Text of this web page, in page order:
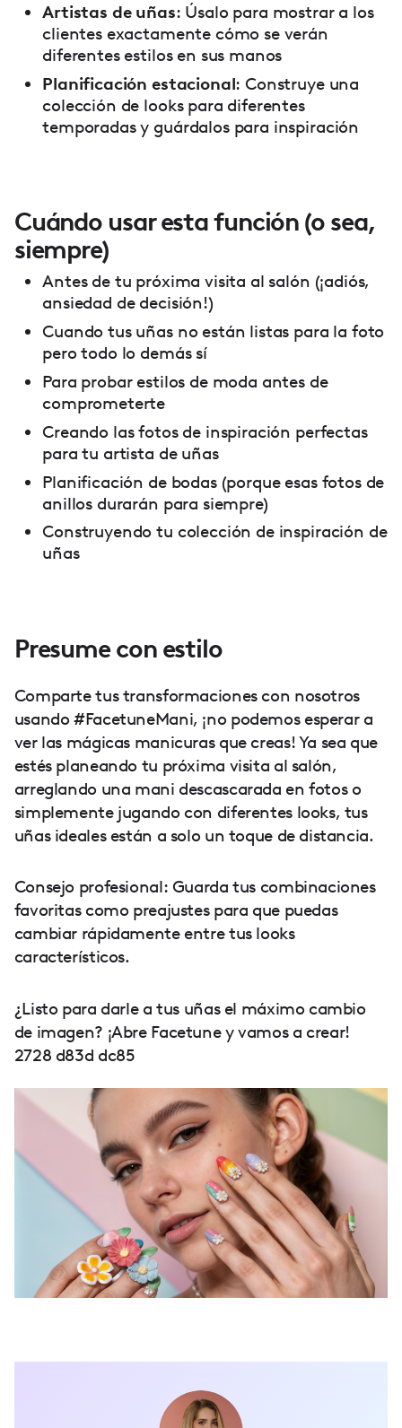
Artistas de uñas: Úsalo para mostrar a los
clientes exactamente cómo se verán
diferentes estilos en sus manos
Planificación estacional: Construye una
colección de looks para diferentes
temporadas y guárdalos para inspiración
Cuándo usar esta función (o sea,
siempre)
Antes de tu próxima visita al salón (¡adiós,
ansiedad de decisión!)
Cuando tus uñas no están listas para la foto
pero todo lo demás sí
Para probar estilos de moda antes de
comprometerte
Creando las fotos de inspiración perfectas
para tu artista de uñas
Planificación de bodas (porque esas fotos de
anillos durarán para siempre)
Construyendo tu colección de inspiración de
uñas
Presume con estilo
Comparte tus transformaciones con nosotros
usando #FacetuneMani, ¡no podemos esperar a
ver las mágicas manicuras que creas! Ya sea que
estés planeando tu próxima visita al salón,
arreglando una mani descascarada en fotos o
simplemente jugando con diferentes looks, tus
uñas ideales están a solo un toque de distancia.
Consejo profesional: Guarda tus combinaciones
favoritas como preajustes para que puedas
cambiar rápidamente entre tus looks
característicos.
¿Listo para darle a tus uñas el máximo cambio
de imagen? ¡Abre Facetune y vamos a crear!
2728 d83d dc85